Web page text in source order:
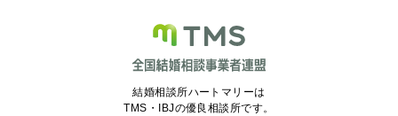
結婚相談所ハートマリーは
TMS・IBJの優良相談所です。